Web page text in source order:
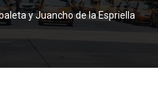
y Juancho de la Espriella